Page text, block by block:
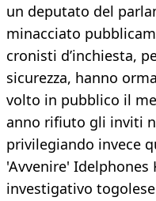
un deputato del
minacciato
cronisti d’inchiesta,
sicurezza, hanno
volto in pubblico il
anno rifiuto gli inviti
privilegiando invece
'Avvenire'
investigativo